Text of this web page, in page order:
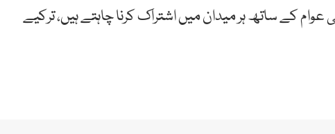
کے ساتھ ہر میدان میں اشتراک کرنا چاہتے ہیں، ترکیے